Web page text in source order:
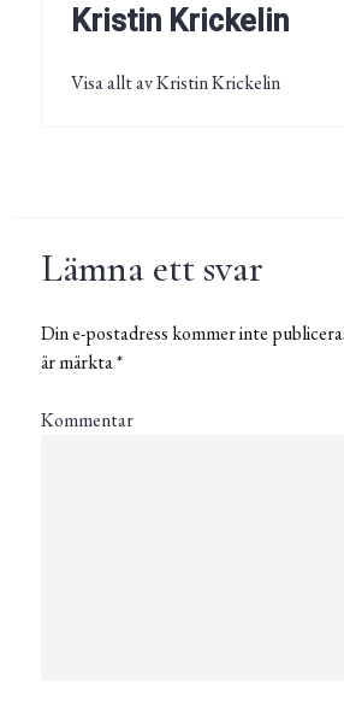
Kristin Krickelin
Visa allt av Kristin Krickelin
Lämna ett svar
Din e-postadress kommer inte
är märkta*
Kommentar